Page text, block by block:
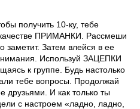
получить 10-ку, тебе
ПРИМАНКИ. Рассмеши
заметит. Затем влейся в ее
Используй ЗАЦЕПКИ
к группе. Будь настолько
тебе вопросы. Продолжай
И как только ты
с настроем «ладно, ладно,